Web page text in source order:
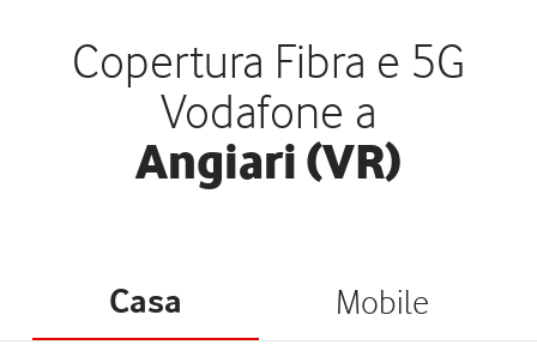
Copertura Fibra e 5G
Vodafone a
Angiari (VR)
Casa Mobile